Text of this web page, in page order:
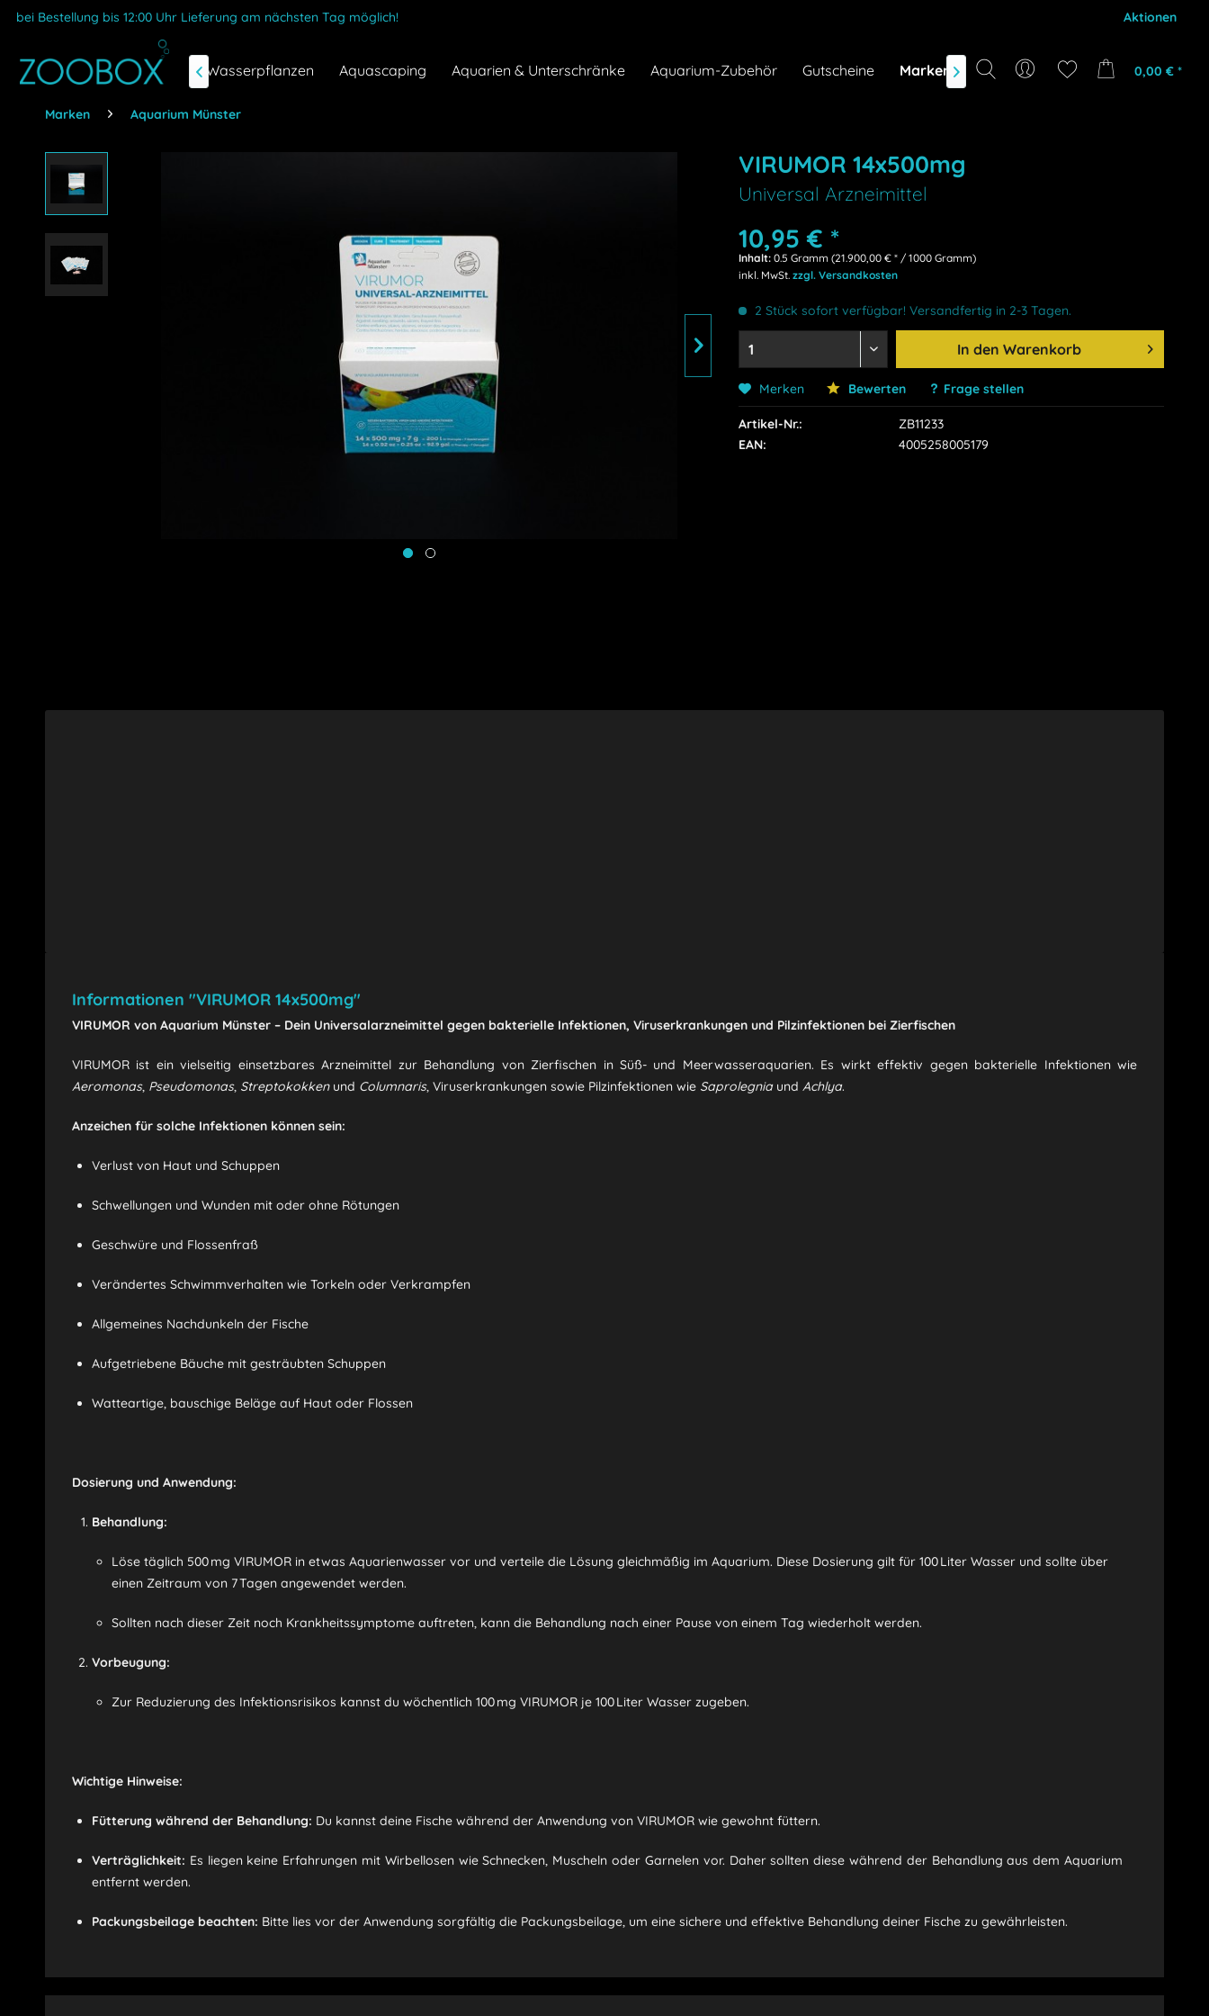
bei Bestellung bis 12:00 Uhr Lieferung am nächsten Tag möglich! Aktionen
0,00 € *
& Garnelen Ernährung Wasserpflanzen Aquascaping Aquarien & Unterschränke Aquarium-Zubehör Gutscheine Marken NEU DEALS
 
Marken Aquarium Münster
VIRUMOR 14x500mg
Universal Arzneimittel
10,95 € *
Inhalt:0.5 Gramm (21.900,00 € * / 1000 Gramm)
inkl. MwSt.zzgl. Versandkosten
2 Stück sofort verfügbar! Versandfertig in 2-3 Tagen.
In den Warenkorb
Merken Bewerten Frage stellen
Artikel-Nr.:
ZB11233
EAN:
4005258005179
Informationen "VIRUMOR 14x500mg"
VIRUMOR von Aquarium Münster – Dein Universalarzneimittel gegen bakterielle Infektionen, Viruserkrankungen und Pilzinfektionen bei Zierfischen
VIRUMOR ist ein vielseitig einsetzbares Arzneimittel zur Behandlung von Zierfischen in Süß- und Meerwasseraquarien. Es wirkt effektiv gegen bakterielle Infektionen wie
Aeromonas, Pseudomonas, Streptokokkenund Columnaris, Viruserkrankungen sowie Pilzinfektionen wie Saprolegniaund Achlya.
Anzeichen für solche Infektionen können sein:
Verlust von Haut und Schuppen
Schwellungen und Wunden mit oder ohne Rötungen
Geschwüre und Flossenfraß
Verändertes Schwimmverhalten wie Torkeln oder Verkrampfen
Allgemeines Nachdunkeln der Fische
Aufgetriebene Bäuche mit gesträubten Schuppen
Watteartige, bauschige Beläge auf Haut oder Flossen
Dosierung und Anwendung:
Behandlung:
Löse täglich 500 mg VIRUMOR in etwas Aquarienwasser vor und verteile die Lösung gleichmäßig im Aquarium. Diese Dosierung gilt für 100 Liter Wasser und sollte über
einen Zeitraum von 7 Tagen angewendet werden.
Sollten nach dieser Zeit noch Krankheitssymptome auftreten, kann die Behandlung nach einer Pause von einem Tag wiederholt werden.
Vorbeugung:
Zur Reduzierung des Infektionsrisikos kannst du wöchentlich 100 mg VIRUMOR je 100 Liter Wasser zugeben.
Wichtige Hinweise:
Fütterung während der Behandlung: Du kannst deine Fische während der Anwendung von VIRUMOR wie gewohnt füttern.
Verträglichkeit: Es liegen keine Erfahrungen mit Wirbellosen wie Schnecken, Muscheln oder Garnelen vor. Daher sollten diese während der Behandlung aus dem Aquarium
entfernt werden.
Packungsbeilage beachten: Bitte lies vor der Anwendung sorgfältig die Packungsbeilage, um eine sichere und effektive Behandlung deiner Fische zu gewährleisten.